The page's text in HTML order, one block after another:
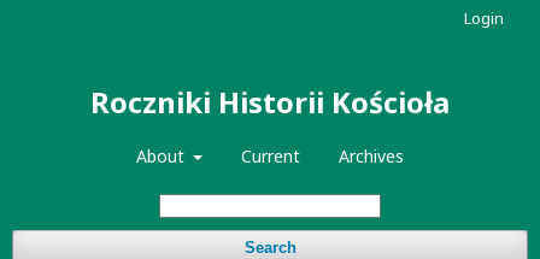
Roczniki Historii Kościoła
About Current Archives
Search
Login